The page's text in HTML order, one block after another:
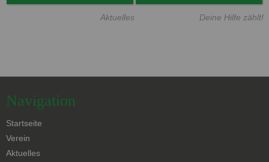
Aktuelles Deine Hilfe zählt!
Navigation
Navigation
überspringen
Startseite
Verein
Aktuelles